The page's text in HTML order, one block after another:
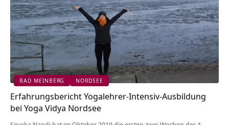
BAD MEINBERG NORDSEE
Erfahrungsbericht Yogalehrer-Intensiv-Ausbildung
bei Yoga Vidya Nordsee